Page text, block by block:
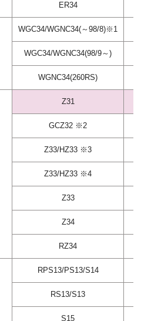
ER34
WGC34/WGNC34(～98/8)※1
WGC34/WGNC34(98/9～)
WGNC34(260RS)
Z31
GCZ32 ※2
Z33/HZ33 ※3
Z33/HZ33 ※4
Z33
Z34
RZ34
RPS13/PS13/S14
RS13/S13
S15